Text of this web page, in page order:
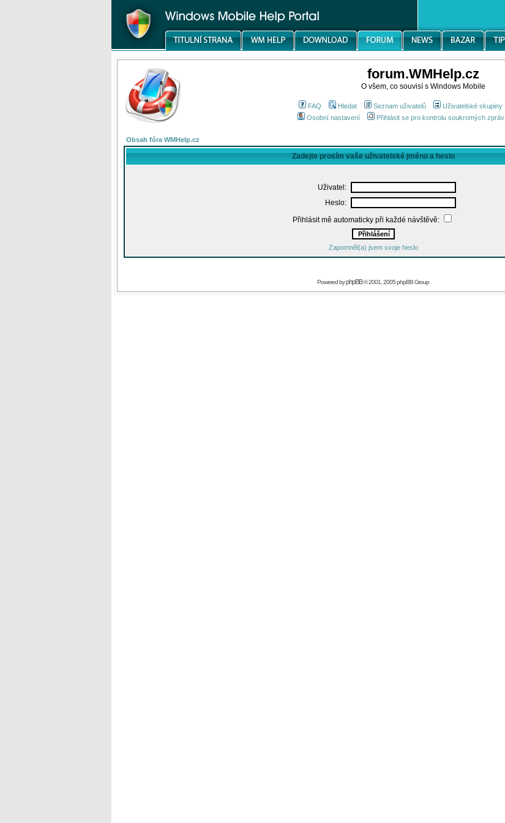
forum.WMHelp.cz
O všem, co souvisí s Windows Mobile
FAQ Hledat Seznam uživatelů Uživatelské skupiny
Osobní nastavení
Přihlásit se pro kontrolu soukromých zpráv
Obsah fóra WMHelp.cz
Zadejte prosím vaše uživatelské jméno a heslo
Uživatel:
Heslo:
Přihlásit mě automaticky při každé návštěvě:
Zapomněl(a) jsem svoje heslo
Powered byphpBB© 2001, 2005 phpBB Group